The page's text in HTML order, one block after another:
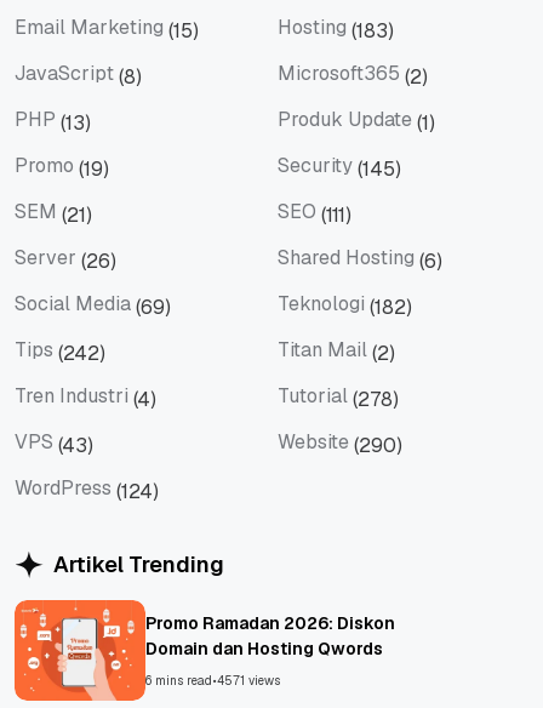
Email Marketing (15) Hosting (183)
JavaScript(8) Microsoft365 (2)
PHP (13) Produk Update (1)
Promo (19) Security(145)
SEM (21) SEO (111)
Server (26) Shared Hosting (6)
Social Media(69) Teknologi (182)
Tips (242) Titan Mail(2)
Tren Industri (4) Tutorial(278)
VPS (43) Website (290)
WordPress (124)
Artikel Trending
Promo Ramadan 2026: Diskon
Domain dan Hosting Qwords
6 mins read •4571 views